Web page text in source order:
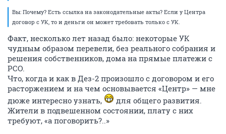
Вы: Почему? Есть ссылка на законодательные акты? Если у Центра
договор с УК, то и деньги он может требовать только с УК.
Факт, несколько лет назад было: некоторые УК
чудным образом перевели, без реального собрания и
решения собственников, дома на прямые платежи с
РСО.
Что, когда и как в Дез-2 произошло с договором и его
расторжением и на чем основывается «Центр» — мне
дюже интересно узнать,
для общего развития.
Жители в подвешенном состоянии, плату с них
требуют, «а поговорить?..»